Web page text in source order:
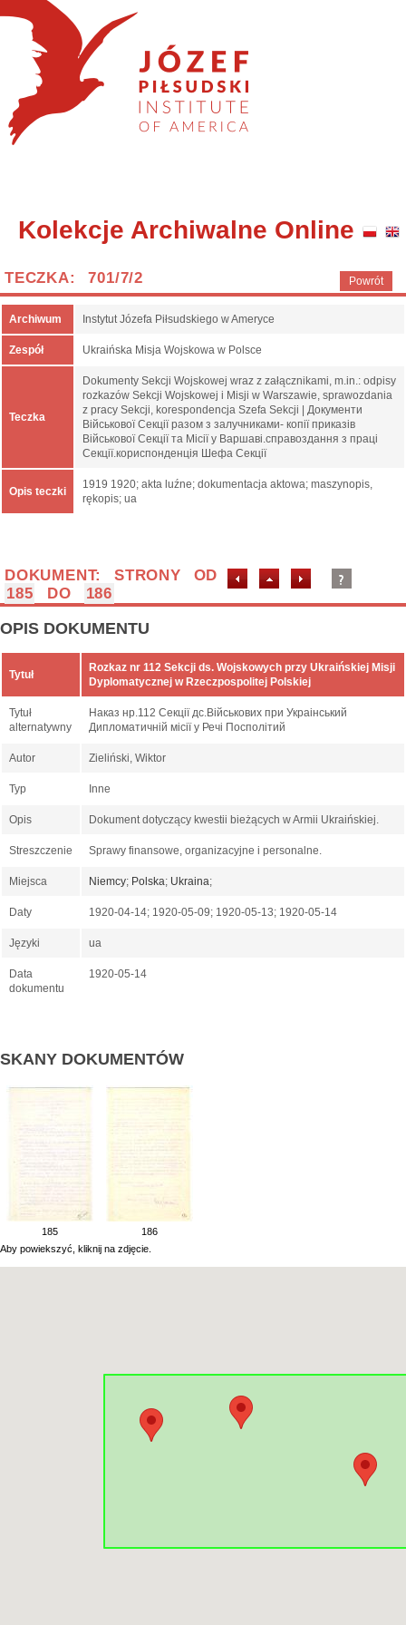
Kolekcje Archiwalne Online
Powrót
TECZKA: 701/7/2
Archiwum Instytut Józefa Piłsudskiego w Ameryce
Zespół Ukraińska Misja Wojskowa w Polsce
Teczka
Dokumenty Sekcji Wojskowej wraz z załącznikami, m.in.: odpisy
rozkazów Sekcji Wojskowej i Misji w Warszawie, sprawozdania
z pracy Sekcji, korespondencja Szefa Sekcji | Документи
Військової Секції разом з залучниками- копії приказів
Військової Секції та Місії у Варшаві.справоздання з праці
Секції.кориспонденція Шефа Секції
Opis teczki
1919 1920; akta luźne; dokumentacja aktowa; maszynopis,
rękopis; ua
DOKUMENT: STRONY OD
185
DO 186
OPIS DOKUMENTU
Tytuł
Rozkaz nr 112 Sekcji ds. Wojskowych przy Ukraińskiej Misji
Dyplomatycznej w Rzeczpospolitej Polskiej
Tytuł
alternatywny
Наказ нр.112 Секції дс.Військових при Украінський
Дипломатичній місії у Речі Посполітий
Autor Zieliński, Wiktor
Typ Inne
Opis Dokument dotyczący kwestii bieżących w Armii Ukraińskiej.
Streszczenie Sprawy finansowe, organizacyjne i personalne.
Miejsca Niemcy; Polska; Ukraina;
Daty 1920-04-14; 1920-05-09; 1920-05-13; 1920-05-14
Języki ua
Data
dokumentu
1920-05-14
SKANY DOKUMENTÓW
185
186
Aby powiekszyć, kliknij na zdjęcie.